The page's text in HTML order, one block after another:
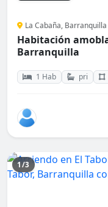
La Cabaña, Barranquilla
Habitación
Barranquilla
1 Hab pri
1/3